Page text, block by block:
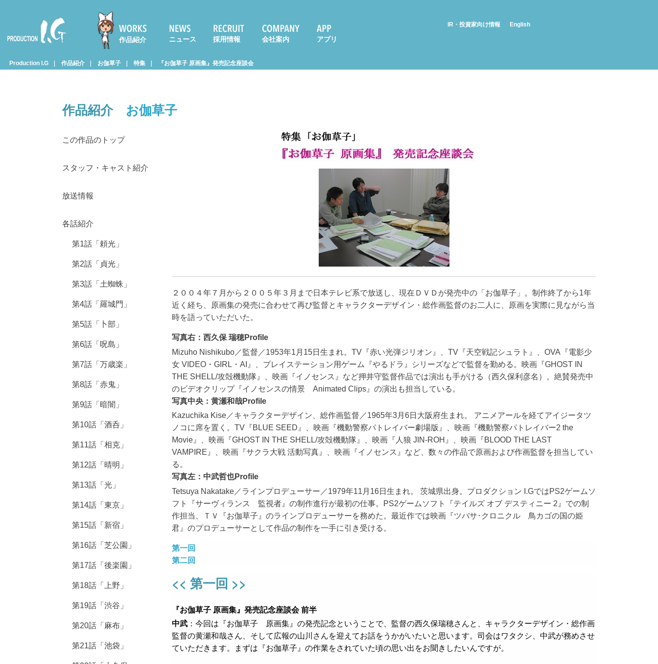
Prod
作品紹介 ニュース 採用情報 会社案内 アプリ
IR・投資家向け情報 English
Production I.G 作品紹介 お伽草子 特集 『お伽草子 原画集』発売記念座談会
作品紹介 お伽草子
この作品のトップ
スタッフ・キャスト紹介
放送情報
各話紹介
第1話「頼光」
第2話「貞光」
第3話「土蜘蛛」
第4話「羅城門」
第5話「卜部」
第6話「呪島」
第7話「万歳楽」
第8話「赤鬼」
第9話「暗闇」
第10話「酒呑」
第11話「相克」
第12話「晴明」
第13話「光」
第14話「東京」
第15話「新宿」
第16話「芝公園」
第17話「後楽園」
第18話「上野」
第19話「渋谷」
第20話「麻布」
第21話「池袋」
２００４年７月から２００５年３月まで日本テレビ系で放送し、現在ＤＶＤが発売中の「お伽草子」。制作終了から1年
近く経ち、原画集の発売に合わせて再び監督とキャラクターデザイン・総作画監督のお二人に、原画を実際に見ながら当
時を語っていただいた。
写真右：西久保 瑞穂Profile
Mizuho Nishikubo／監督／1953年1月15日生まれ。TV『赤い光弾ジリオン』、TV『天空戦記シュラト』、OVA『電影少
女 VIDEO・GIRL・AI』、プレイステーション用ゲーム『やるドラ』シリーズなどで監督を勤める。映画『GHOST IN
THE SHELL/攻殻機動隊』、映画『イノセンス』など押井守監督作品では演出も手がける（西久保利彦名）。絶賛発売中
のビデオクリップ『イノセンスの情景 Animated Clips』の演出も担当している。
写真中央：黄瀬和哉Profile
Kazuchika Kise／キャラクターデザイン、総作画監督／1965年3月6日大阪府生まれ。 アニメアールを経てアイジータツ
ノコに席を置く。TV『BLUE SEED』、映画『機動警察パトレイバー劇場版』、映画『機動警察パトレイバー2 the
Movie』、映画『GHOST IN THE SHELL/攻殻機動隊』、映画『人狼 JIN-ROH』、映画『BLOOD THE LAST
VAMPIRE』、映画『サクラ大戦 活動写真』、映画『イノセンス』など、数々の作品で原画および作画監督を担当してい
る。
写真左：中武哲也Profile
Tetsuya Nakatake／ラインプロデューサー／1979年11月16日生まれ。 茨城県出身。プロダクション I.GではPS2ゲームソ
フト『サーヴィランス 監視者』の制作進行が最初の仕事。PS2ゲームソフト『テイルズ オブ デスティニー 2』での制
作担当、ＴＶ『お伽草子』のラインプロデューサーを務めた。最近作では映画『ツバサ･クロニクル 鳥カゴの国の姫
君』のプロデューサーとして作品の制作を一手に引き受ける。
第一回
第二回
<< 第一回 >>
『お伽草子 原画集』発売記念座談会 前半
中武 ：今回は『お伽草子 原画集』の発売記念ということで、監督の西久保瑞穂さんと、キャラクターデザイン・総作画
監督の黄瀬和哉さん、そして広報の山川さんを迎えてお話をうかがいたいと思います。司会はワタクシ、中武が務めさせ
ていただきます。まずは『お伽草子』の作業をされていた頃の思い出をお聞きしたいんですが。